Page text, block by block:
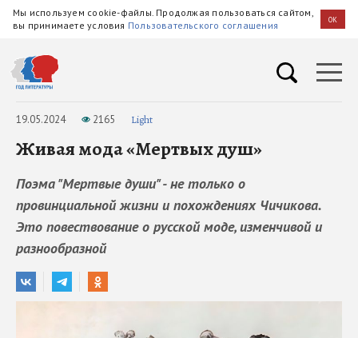
Мы используем cookie-файлы. Продолжая пользоваться сайтом,
вы принимаете условия Пользовательского соглашения OK
19.05.2024 2165 Light
Живая мода «Мертвых душ»
Поэма "Мертвые души" - не только о
провинциальной жизни и похождениях Чичикова.
Это повествование о русской моде, изменчивой и
разнообразной